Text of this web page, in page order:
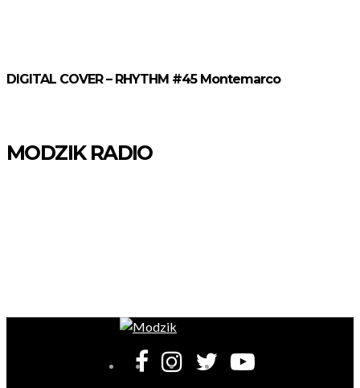
DIGITAL COVER – RHYTHM #45 Montemarco
MODZIK RADIO